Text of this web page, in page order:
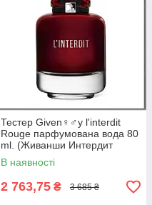
Тестер Given♀♂y l'interdit
Rouge парфумована вода 80
ml. (Живанши Интердит
Роуж)
В наявності
2 763,75 ₴ 3 685 ₴